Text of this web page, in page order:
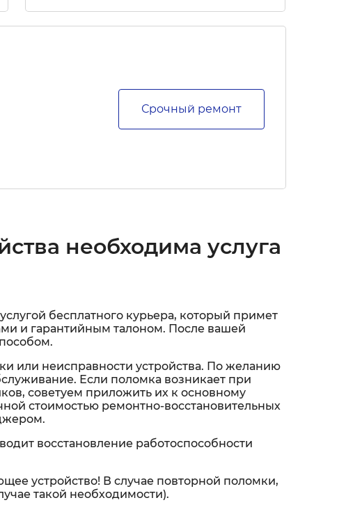
Срочный ремонт
необходима услуга
бесплатного курьера, который примет
и гарантийным талоном. После вашей
или неисправности устройства. По желанию
Если поломка возникает при
советуем приложить их к основному
стоимостью ремонтно-восстановительных
восстановление работоспособности
устройство! В случае повторной поломки,
такой необходимости).